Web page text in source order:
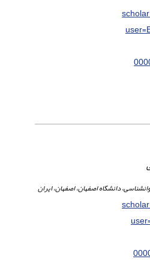
دانشگاه اصفهان، اصفهان، ایران